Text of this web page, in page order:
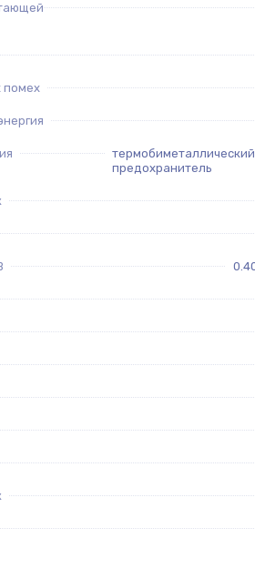
помех
термобиметаллический
предохранитель